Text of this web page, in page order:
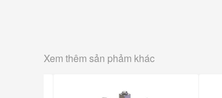
Xem thêm sản phảm khác